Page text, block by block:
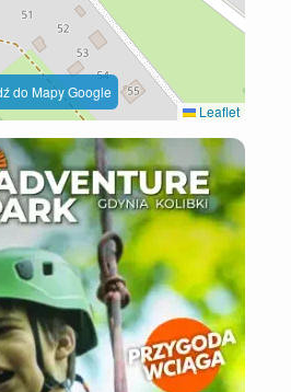
do Mapy Google
Leaflet